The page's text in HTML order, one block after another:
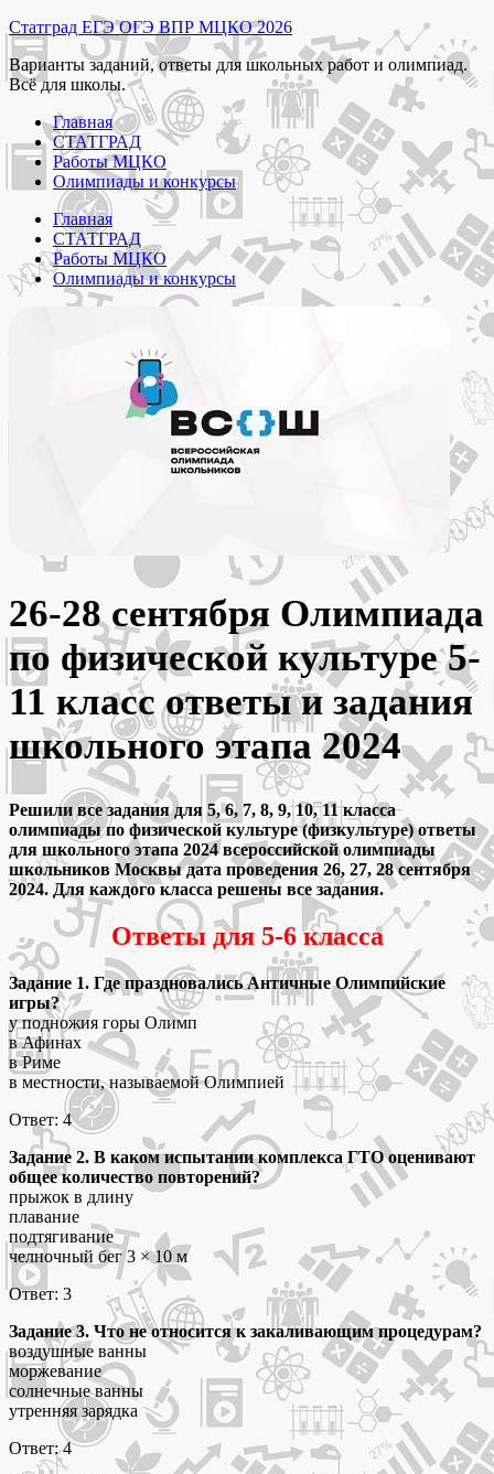
Перейти
к
содержимому
Статград ЕГЭ ОГЭ ВПР МЦКО 2026
Варианты заданий, ответы для школьных работ и олимпиад.
Всё для школы.
Главная
СТАТГРАД
Работы МЦКО
Олимпиады и конкурсы
Главная
СТАТГРАД
Работы МЦКО
Олимпиады и конкурсы
26-28 сентября Олимпиада
по физической культуре 5-
11 класс ответы и задания
школьного этапа 2024
Решили все задания для 5, 6, 7, 8, 9, 10, 11 класса
олимпиады по физической культуре (физкультуре) ответы
для школьного этапа 2024 всероссийской олимпиады
школьников Москвы дата проведения 26, 27, 28 сентября
2024. Для каждого класса решены все задания.
Ответы для 5-6 класса
Задание 1. Где праздновались Античные Олимпийские
игры?
у подножия горы Олимп
в Афинах
в Риме
в местности, называемой Олимпией
Ответ: 4
Задание 2. В каком испытании комплекса ГТО оценивают
общее количество повторений?
прыжок в длину
плавание
подтягивание
челночный бег 3 × 10 м
Ответ: 3
Задание 3. Что не относится к закаливающим процедурам?
воздушные ванны
моржевание
солнечные ванны
утренняя зарядка
Ответ: 4